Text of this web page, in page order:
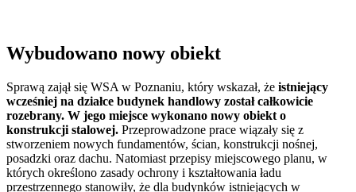
Wybudowano nowy obiekt
Sprawą zajął się WSA w Poznaniu, który wskazał, że istniejący
wcześniej na działce budynek handlowy został całkowicie
rozebrany. W jego miejsce wykonano nowy obiekt o
konstrukcji stalowej. Przeprowadzone prace wiązały się z
stworzeniem nowych fundamentów, ścian, konstrukcji nośnej,
posadzki oraz dachu. Natomiast przepisy miejscowego planu, w
których określono zasady ochrony i kształtowania ładu
przestrzennego stanowiły, że dla budynków istniejących w